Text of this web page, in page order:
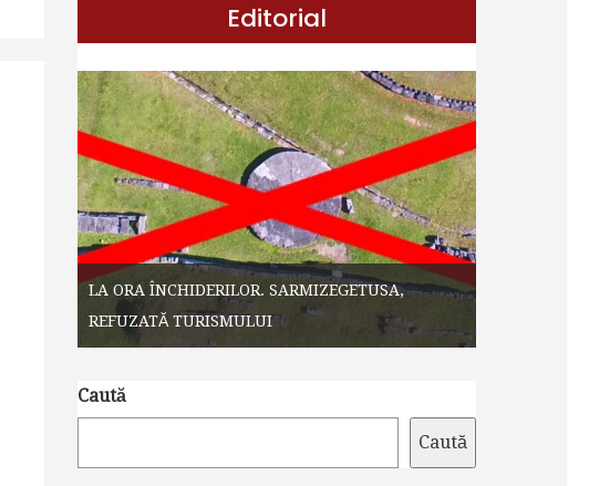
Editorial
LA ORA ÎNCHIDERILOR. SARMIZEGETUSA,
REFUZATĂ TURISMULUI
Caută
Caută